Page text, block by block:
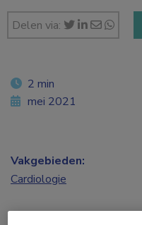
Delen via:
2 min
mei 2021
Vakgebieden:
Cardiologie
Aandachtsgebieden: